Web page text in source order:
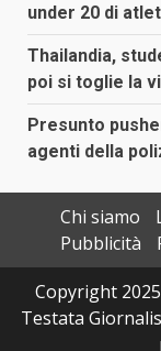
under 20 di
Thailandia,
poi si toglie la
Presunto
agenti della
Chi siamo
Pubblicità
Copyright
Testata